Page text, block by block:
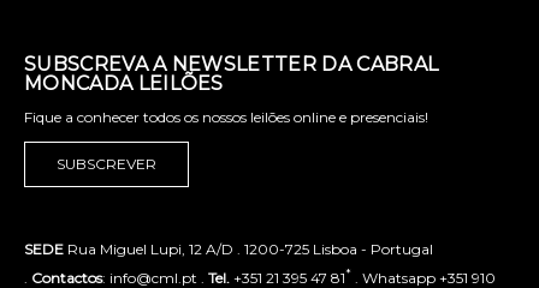
SUBSCREVA A NEWSLETTER DA CABRAL
MONCADA LEILÕES
Fique a conhecer todos os nossos leilões online e presenciais!
SUBSCREVER
SEDE Rua Miguel Lupi, 12 A/D . 1200-725 Lisboa - Portugal
Contactos: info@cml.pt . Tel. +351 21 395 47 81* . Whatsapp +351 910